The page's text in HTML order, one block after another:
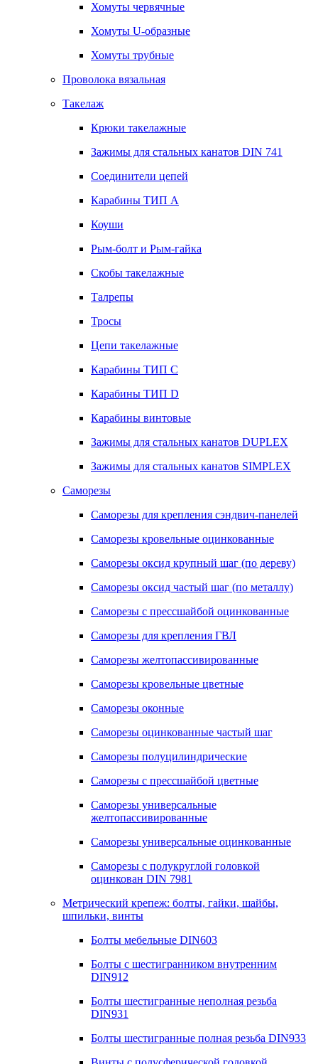
Хомуты червячные
Хомуты U-образные
Хомуты трубные
Проволока вязальная
Такелаж
Крюки такелажные
Зажимы для стальных канатов DIN 741
Соединители цепей
Карабины ТИП А
Коуши
Рым-болт и Рым-гайка
Скобы такелажные
Талрепы
Тросы
Цепи такелажные
Карабины ТИП C
Карабины ТИП D
Карабины винтовые
Зажимы для стальных канатов DUPLEX
Зажимы для стальных канатов SIMPLEX
Саморезы
Саморезы для крепления сэндвич-панелей
Саморезы кровельные оцинкованные
Саморезы оксид крупный шаг (по дереву)
Саморезы оксид частый шаг (по металлу)
Саморезы с прессшайбой оцинкованные
Саморезы для крепления ГВЛ
Саморезы желтопассивированные
Саморезы кровельные цветные
Саморезы оконные
Саморезы оцинкованные частый шаг
Саморезы полуцилиндрические
Саморезы с прессшайбой цветные
Саморезы универсальные
желтопассивированные
Саморезы универсальные оцинкованные
Саморезы с полукруглой головкой
оцинкован DIN 7981
Метрический крепеж: болты, гайки, шайбы,
шпильки, винты
Болты мебельные DIN603
Болты с шестигранником внутренним
DIN912
Болты шестигранные неполная резьба
DIN931
Болты шестигранные полная резьба DIN933